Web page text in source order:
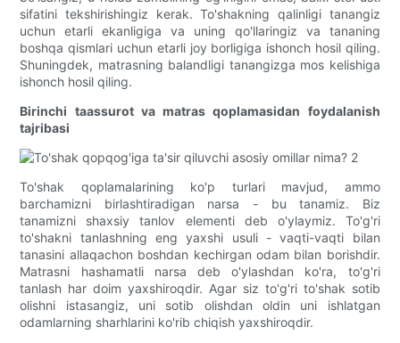
sifatini tekshirishingiz kerak. To'shakning qalinligi tanangiz
uchun etarli ekanligiga va uning qo'llaringiz va tananing
boshqa qismlari uchun etarli joy borligiga ishonch hosil qiling.
Shuningdek, matrasning balandligi tanangizga mos kelishiga
ishonch hosil qiling.
Birinchi taassurot va matras qoplamasidan foydalanish
tajribasi
To'shak qoplamalarining ko'p turlari mavjud, ammo
barchamizni birlashtiradigan narsa - bu tanamiz. Biz
tanamizni shaxsiy tanlov elementi deb o'ylaymiz. To'g'ri
to'shakni tanlashning eng yaxshi usuli - vaqti-vaqti bilan
tanasini allaqachon boshdan kechirgan odam bilan borishdir.
Matrasni hashamatli narsa deb o'ylashdan ko'ra, to'g'ri
tanlash har doim yaxshiroqdir. Agar siz to'g'ri to'shak sotib
olishni istasangiz, uni sotib olishdan oldin uni ishlatgan
odamlarning sharhlarini ko'rib chiqish yaxshiroqdir.